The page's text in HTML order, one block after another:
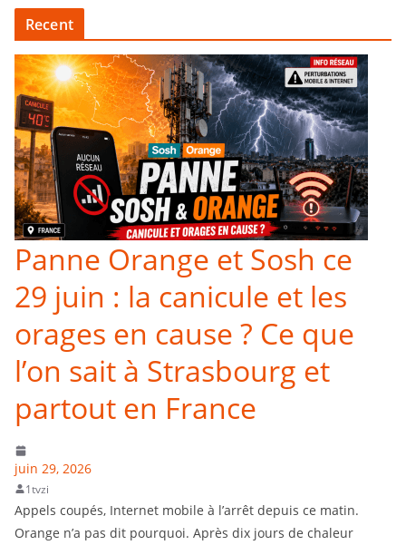
Recent
Panne Orange et Sosh ce
29 juin : la canicule et les
orages en cause ? Ce que
l’on sait à Strasbourg et
partout en France
juin 29, 2026
1tvzi
Appels coupés, Internet mobile à l’arrêt depuis ce matin.
Orange n’a pas dit pourquoi. Après dix jours de chaleur